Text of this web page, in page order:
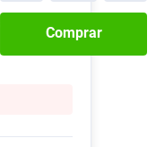
EsponjasComprar